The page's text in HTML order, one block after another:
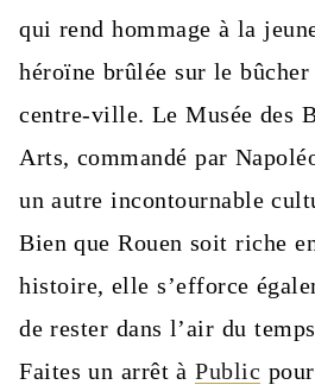
qui rend hommage à la
héroïne brûlée sur le bûcher
centre-ville. Le Musée des
Arts, commandé par
un autre incontournable
Bien que Rouen soit riche
histoire, elle s’efforce
de rester dans l’air du
Faites un arrêt àPublic pour